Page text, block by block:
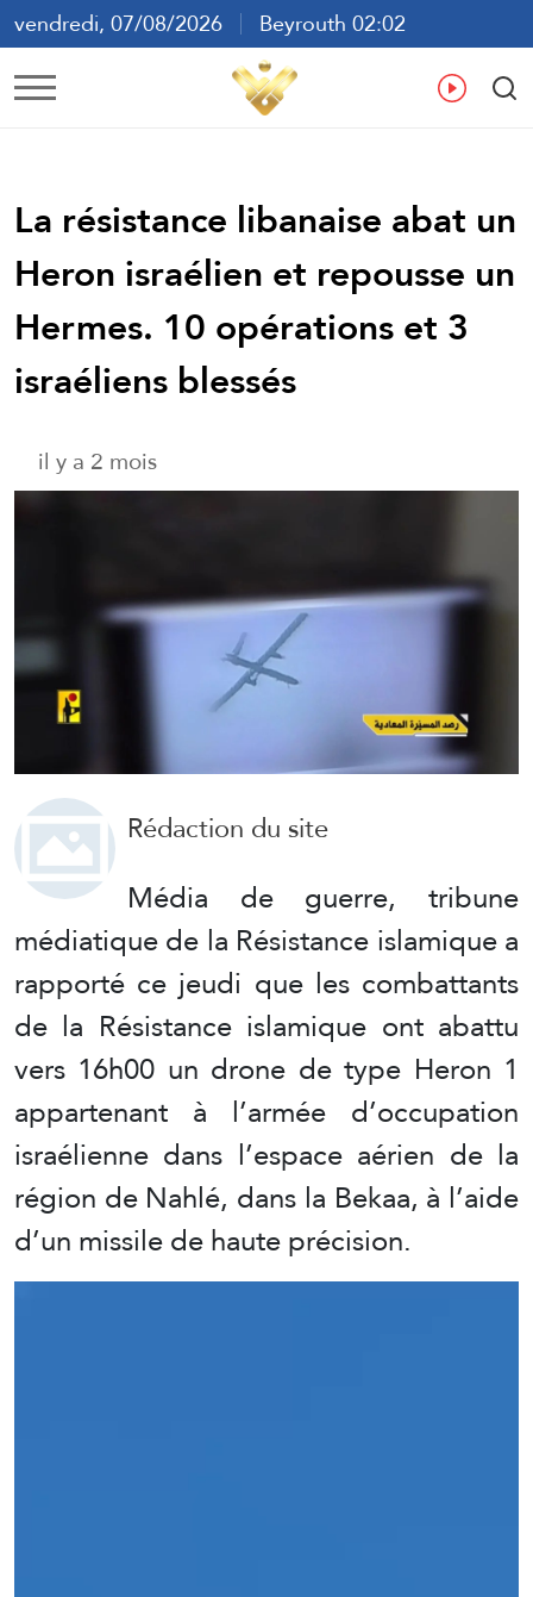
vendredi, 07/08/2026
Beyrouth 02:02
ع
La résistance libanaise abat un
Heron israélien et repousse un
Hermes. 10 opérations et 3
israéliens blessés
il y a 2 mois
Rédaction du site
Média de guerre, tribune
médiatique de la Résistance islamique a
rapporté ce jeudi que les combattants
de la Résistance islamique ont abattu
vers 16h00 un drone de type Heron 1
appartenant à l’armée d’occupation
israélienne dans l’espace aérien de la
région de Nahlé, dans la Bekaa, à l’aide
d’un missile de haute précision.